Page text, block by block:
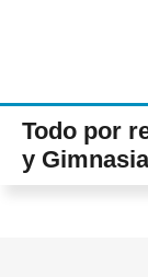
Todo por
y